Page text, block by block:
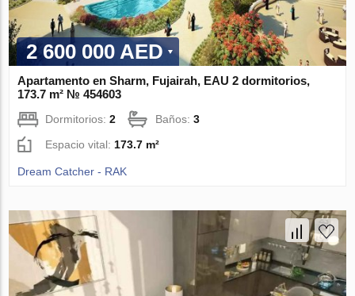
2 600 000 AED
Apartamento en Sharm, Fujairah, EAU 2 dormitorios,
173.7 m² № 454603
Dormitorios:2 Baños:3
Espacio vital:173.7 m²
Dream Catcher - RAK